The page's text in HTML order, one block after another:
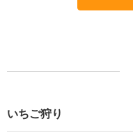
いちご狩り